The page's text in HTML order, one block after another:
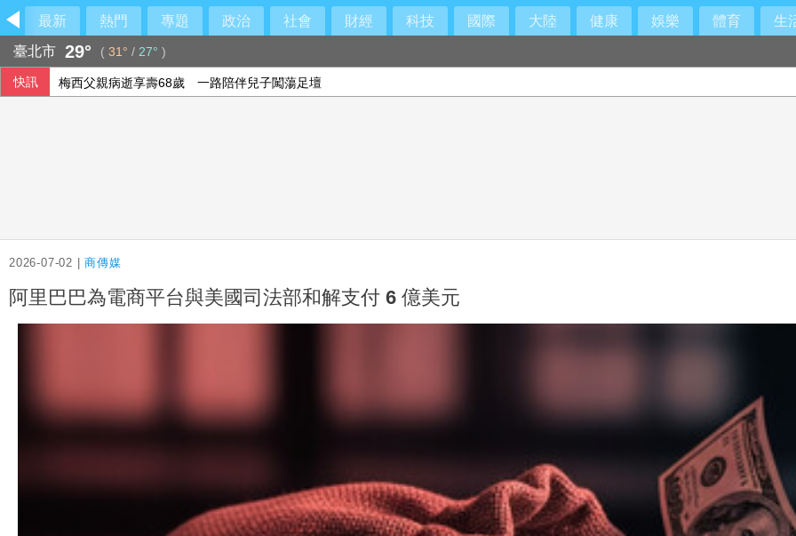
最新 熱門 專題 政治 社會 財經 科技 國際 大陸 健康 娛樂 體育
生
臺北市 29° ( 31° / 27° )
快訊 梅西父親病逝享壽68歲 一路陪伴兒子闖蕩足壇
2026-07-02 |商傳媒
阿里巴巴為電商平台與美國司法部和解支付 6 億美元